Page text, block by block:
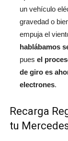
un vehículo
gravedad o
empuja el
hablábamos
pues el
de giro es
electrones.
Recarga
tu